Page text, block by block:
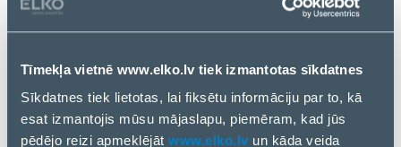
Tīmekļa vietnē www.elko.lv tiek izmantotas sīkdatnes
Sīkdatnes tiek lietotas, lai fiksētu informāciju par to, kā
esat izmantojis mūsu mājaslapu, piemēram, kad jūs
pēdējo reizi apmeklējāt www.elko.lv un kāda veida
23 Jūl., 2025